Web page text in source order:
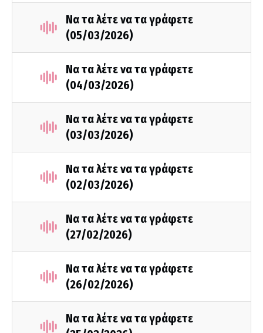
Να τα λέτε να τα γράφετε
(05/03/2026)
Να τα λέτε να τα γράφετε
(04/03/2026)
Να τα λέτε να τα γράφετε
(03/03/2026)
Να τα λέτε να τα γράφετε
(02/03/2026)
Να τα λέτε να τα γράφετε
(27/02/2026)
Να τα λέτε να τα γράφετε
(26/02/2026)
Να τα λέτε να τα γράφετε